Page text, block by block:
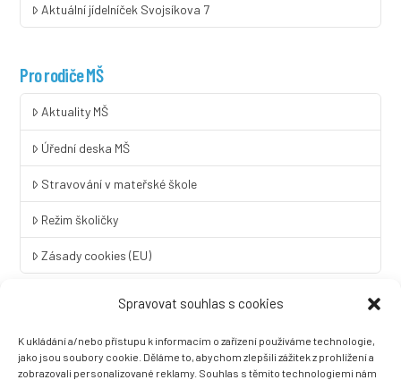
Spravovat souhlas s cookies
K ukládání a/nebo přístupu k informacím o zařízení používáme technologie,
jako jsou soubory cookie. Děláme to, abychom zlepšili zážitek z prohlížení a
zobrazovali personalizované reklamy. Souhlas s těmito technologiemi nám
Aktuální jídelníček Svojsíkova 7
Pro rodiče MŠ
Aktuality MŠ
Úřední deska MŠ
Stravování v mateřské škole
Režim školičky
Zásady cookies (EU)
LINGUA UNIVERSAL soukromá základní škola a mateřská škola
s.r.o.